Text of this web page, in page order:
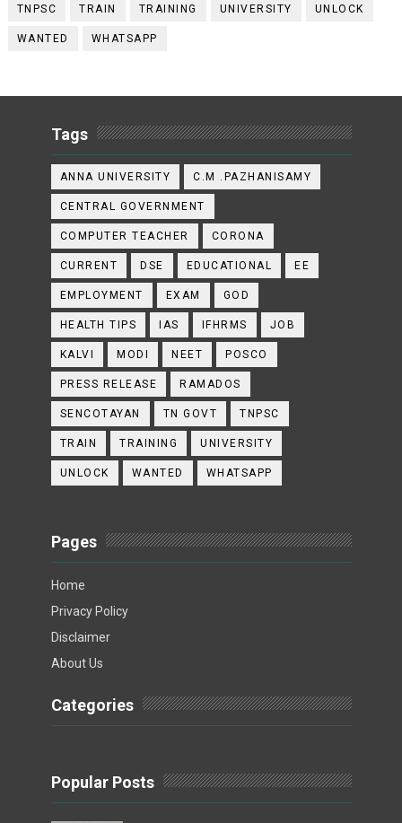
TNPSC TRAIN TRAINING UNIVERSITY UNLOCK
WANTED WHATSAPP
Tags
ANNA UNIVERSITY C.M .PAZHANISAMY
CENTRAL GOVERNMENT
COMPUTER TEACHER CORONA
CURRENT DSE EDUCATIONAL EE
EMPLOYMENT EXAM GOD
HEALTH TIPS IAS IFHRMS JOB
KALVI MODI NEET POSCO
PRESS RELEASE RAMADOS
SENCOTAYAN TN GOVT TNPSC
TRAIN TRAINING UNIVERSITY
UNLOCK WANTED WHATSAPP
Pages
Home
Privacy Policy
Disclaimer
About Us
Categories
Popular Posts